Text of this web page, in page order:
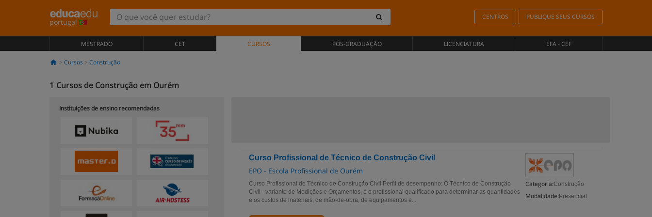
portugal
CENTROS PUBLIQUE SEUS CURSOS
MESTRADO CET CURSOS PÓS-GRADUAÇÃO LICENCIATURA EFA - CEF
Cursos Construção
1 Cursos de Construção em Ourém
Curso Profissional de Técnico de Construção Civil
EPO - Escola Profissional de Ourém
Categoria:Construção
Modalidade: Presencial
Curso Profissional de Técnico de Construção Civil Perfil de desempenho: O Técnico de Construção
Civil - variante de Medições e Orçamentos, é o profissional qualificado para determinar as quantidades
e os custos de materiais, de mão-de-obra, de equipamentos e...
Instituições de ensino recomendadas